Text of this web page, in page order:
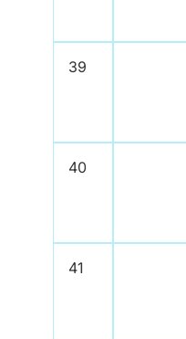
39
40
41